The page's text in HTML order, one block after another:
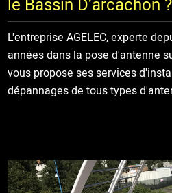
le Bassin D’arcachon ?
L'entreprise AGELEC, experte
années dans la pose d'antenne
vous propose ses services
dépannages de tous types